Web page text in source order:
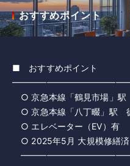
おすすめポイント
■ おすすめポイント
━━━━━━━━━━━━━━━
○ 京急本線「鶴見市場」
○ 京急本線「八丁畷」駅
○ エレベーター（EV）有
○ 2025年5月 大規模修繕済
━━━━━━━━━━━━━━━